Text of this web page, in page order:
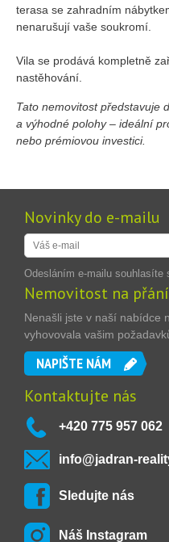
terasa se zahradním
nenarušují vaše soukromí.
Vila se prodává kompletně
nastěhování.
Tato nemovitost představuje
a výhodné polohy – ideální
nebo prémiovou investici.
Novinky do e-mailu
Odesláním e-mailu souhlasíte
Nemovitost na přání
Nenašli jste v naší nabídce
vyhovovala vašim
NAPIŠTE NÁM
Kontaktujte nás
+420 775 957 062
info@jadran-
Sledujte nás
Náš Instagram